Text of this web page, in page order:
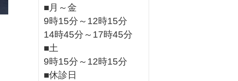
■月～金
9時15分～12時15分
14時45分～17時45分
■土
9時15分～12時15分
■休診日